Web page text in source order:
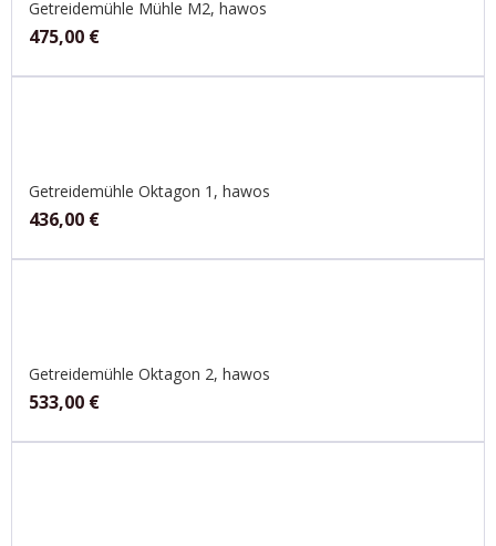
Getreidemühle Mühle M2, hawos
475,00 €
Getreidemühle Oktagon 1, hawos
436,00 €
Getreidemühle Oktagon 2, hawos
533,00 €